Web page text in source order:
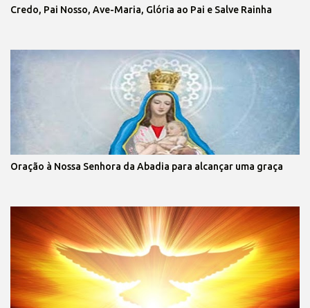
Credo, Pai Nosso, Ave-Maria, Glória ao Pai e Salve Rainha
Oração à Nossa Senhora da Abadia para alcançar uma graça